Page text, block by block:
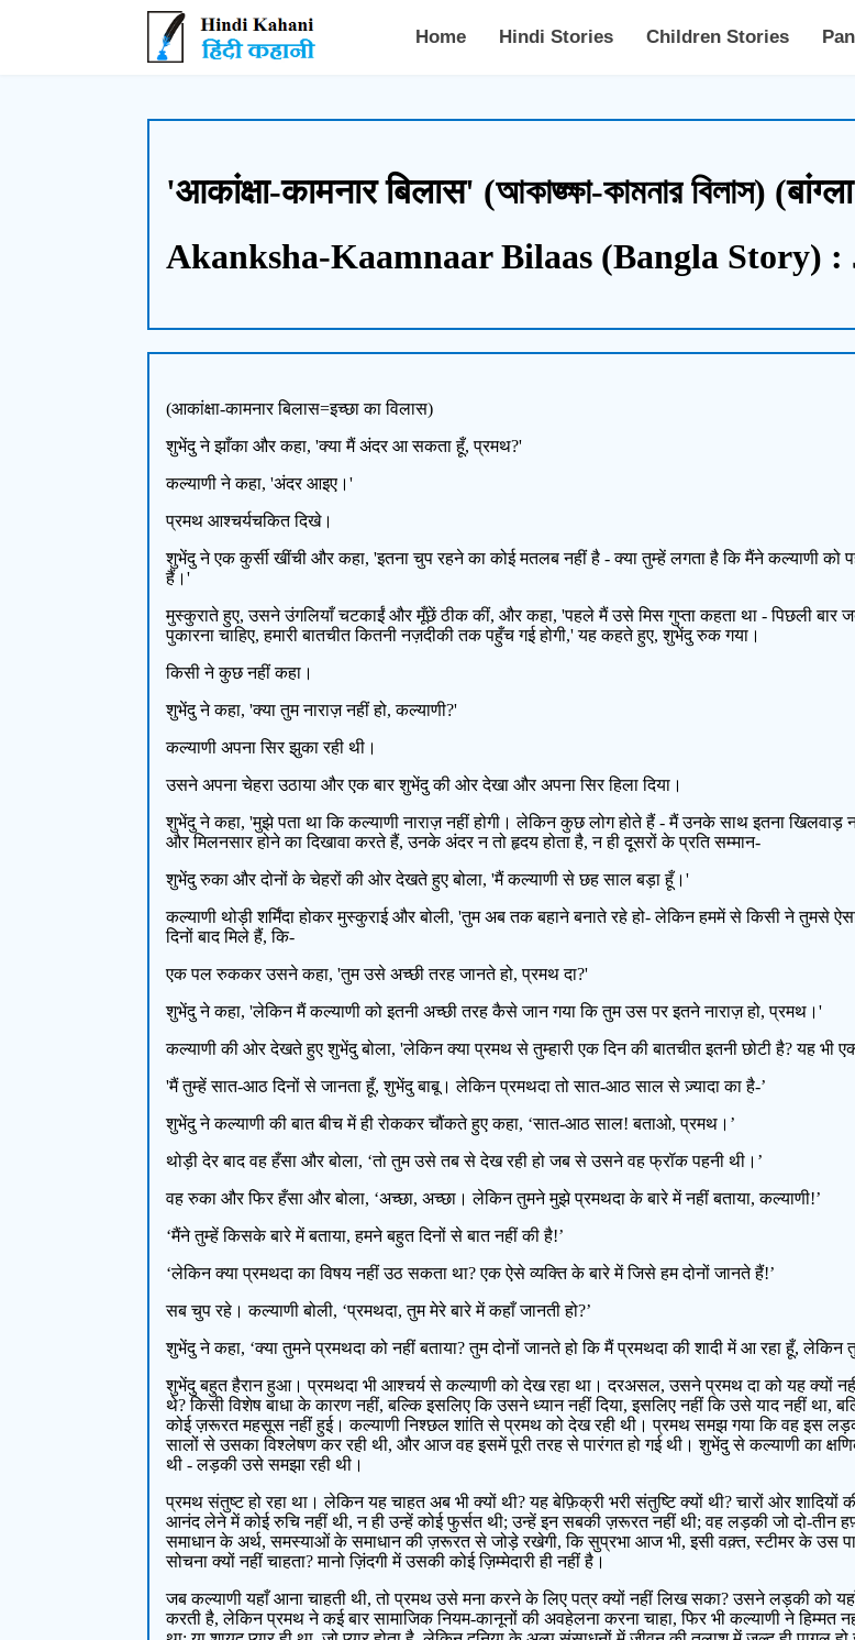
Hindi Kahani - हिंदी कहानी
Home Hindi Stories Children Stories
'आकांक्षा-कामनार बिलास' (আকাঙ্ক্ষা-কামনার বিলাস)
Akanksha-Kaamnaar Bilaas (Bangla Story) :
(आकांक्षा-कामनार बिलास=इच्छा का विलास)
शुभेंदु ने झाँका और कहा, 'क्या मैं अंदर आ सकता हूँ, प्रमथ?'
कल्याणी ने कहा, 'अंदर आइए।'
प्रमथ आश्चर्यचकित दिखे।
शुभेंदु ने एक कुर्सी खींची और कहा, 'इतना चुप रहने का कोई मतलब नहीं है - क्या तुम्हें लगता है कि मैंने कल्याणी को
हैं।'
मुस्कुराते हुए, उसने उंगलियाँ चटकाईं और मूँछें ठीक कीं, और कहा, 'पहले मैं उसे मिस गुप्ता कहता था - पिछली
पुकारना चाहिए, हमारी बातचीत कितनी नज़दीकी तक पहुँच गई होगी,' यह कहते हुए, शुभेंदु रुक गया।
किसी ने कुछ नहीं कहा।
शुभेंदु ने कहा, 'क्या तुम नाराज़ नहीं हो, कल्याणी?'
कल्याणी अपना सिर झुका रही थी।
उसने अपना चेहरा उठाया और एक बार शुभेंदु की ओर देखा और अपना सिर हिला दिया।
शुभेंदु ने कहा, 'मुझे पता था कि कल्याणी नाराज़ नहीं होगी। लेकिन कुछ लोग होते हैं - मैं उनके साथ इतना खिलवाड़
और मिलनसार होने का दिखावा करते हैं, उनके अंदर न तो हृदय होता है, न ही दूसरों के प्रति सम्मान-
शुभेंदु रुका और दोनों के चेहरों की ओर देखते हुए बोला, 'मैं कल्याणी से छह साल बड़ा हूँ।'
कल्याणी थोड़ी शर्मिंदा होकर मुस्कुराई और बोली, 'तुम अब तक बहाने बनाते रहे हो- लेकिन हममें से किसी ने तुमसे
दिनों बाद मिले हैं, कि-
एक पल रुककर उसने कहा, 'तुम उसे अच्छी तरह जानते हो, प्रमथ दा?'
शुभेंदु ने कहा, 'लेकिन मैं कल्याणी को इतनी अच्छी तरह कैसे जान गया कि तुम उस पर इतने नाराज़ हो, प्रमथ।'
कल्याणी की ओर देखते हुए शुभेंदु बोला, 'लेकिन क्या प्रमथ से तुम्हारी एक दिन की बातचीत इतनी छोटी है? यह भी
'मैं तुम्हें सात-आठ दिनों से जानता हूँ, शुभेंदु बाबू। लेकिन प्रमथदा तो सात-आठ साल से ज़्यादा का है-’
शुभेंदु ने कल्याणी की बात बीच में ही रोककर चौंकते हुए कहा, ‘सात-आठ साल! बताओ, प्रमथ।’
थोड़ी देर बाद वह हँसा और बोला, ‘तो तुम उसे तब से देख रही हो जब से उसने वह फ्रॉक पहनी थी।’
वह रुका और फिर हँसा और बोला, ‘अच्छा, अच्छा। लेकिन तुमने मुझे प्रमथदा के बारे में नहीं बताया, कल्याणी!’
‘मैंने तुम्हें किसके बारे में बताया, हमने बहुत दिनों से बात नहीं की है!’
‘लेकिन क्या प्रमथदा का विषय नहीं उठ सकता था? एक ऐसे व्यक्ति के बारे में जिसे हम दोनों जानते हैं!’
सब चुप रहे। कल्याणी बोली, ‘प्रमथदा, तुम मेरे बारे में कहाँ जानती हो?’
शुभेंदु ने कहा, ‘क्या तुमने प्रमथदा को नहीं बताया? तुम दोनों जानते हो कि मैं प्रमथदा की शादी में आ रहा हूँ, लेकिन
शुभेंदु बहुत हैरान हुआ। प्रमथदा भी आश्चर्य से कल्याणी को देख रहा था। दरअसल, उसने प्रमथ दा को यह क्यों
थे? किसी विशेष बाधा के कारण नहीं, बल्कि इसलिए कि उसने ध्यान नहीं दिया, इसलिए नहीं कि उसे याद नहीं था,
कोई ज़रूरत महसूस नहीं हुई। कल्याणी निश्छल शांति से प्रमथ को देख रही थी। प्रमथ समझ गया कि वह इस
सालों से उसका विश्लेषण कर रही थी, और आज वह इसमें पूरी तरह से पारंगत हो गई थी। शुभेंदु से कल्याणी का
थी - लड़की उसे समझा रही थी।
प्रमथ संतुष्ट हो रहा था। लेकिन यह चाहत अब भी क्यों थी? यह बेफ़िक्री भरी संतुष्टि क्यों थी? चारों ओर
आनंद लेने में कोई रुचि नहीं थी, न ही उन्हें कोई फुर्सत थी; उन्हें इन सबकी ज़रूरत नहीं थी; वह लड़की जो दो-तीन
समाधान के अर्थ, समस्याओं के समाधान की ज़रूरत से जोड़े रखेगी, कि सुप्रभा आज भी, इसी वक़्त, स्टीमर के उस
सोचना क्यों नहीं चाहता? मानो ज़िंदगी में उसकी कोई ज़िम्मेदारी ही नहीं है।
जब कल्याणी यहाँ आना चाहती थी, तो प्रमथ उसे मना करने के लिए पत्र क्यों नहीं लिख सका? उसने लड़की को
करती है, लेकिन प्रमथ ने कई बार सामाजिक नियम-कानूनों की अवहेलना करना चाहा, फिर भी कल्याणी ने हिम्मत